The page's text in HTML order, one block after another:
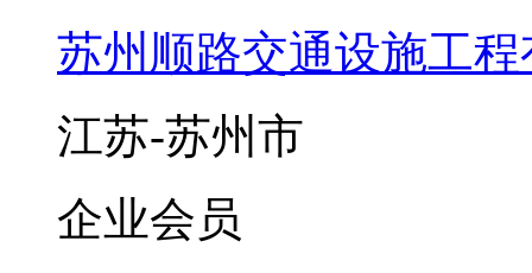
苏州顺路交通设施工
江苏-苏州市
企业会员